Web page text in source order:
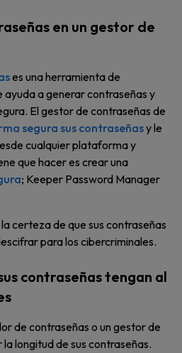
en un gestor de
es una herramienta de
a generar contraseñas y
El gestor de contraseñas de
segura sus contraseñasy le
cualquier plataforma y
que hacer es crear una
; Keeper Password Manager
certeza de que sus contraseñas
para los cibercriminales.
contraseñas tengan al
de contraseñas o un gestor de
longitud de sus contraseñas.